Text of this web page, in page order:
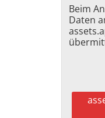
Beim
Daten